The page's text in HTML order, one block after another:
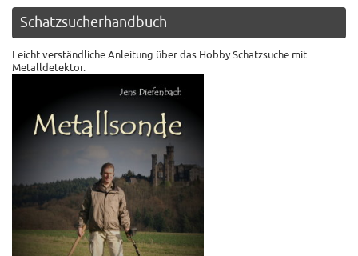
Schatzsucherhandbuch
Leicht verständliche Anleitung über das Hobby Schatzsuche mit
Metalldetektor.